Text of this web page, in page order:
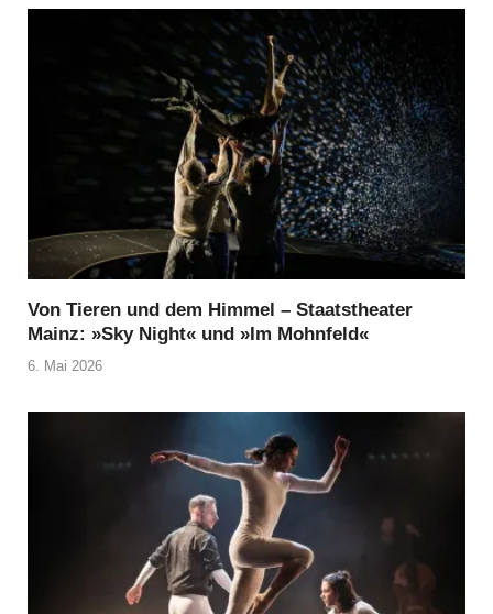
Von Tieren und dem Himmel – Staatstheater
Mainz: »Sky Night« und »Im Mohnfeld«
6. Mai 2026